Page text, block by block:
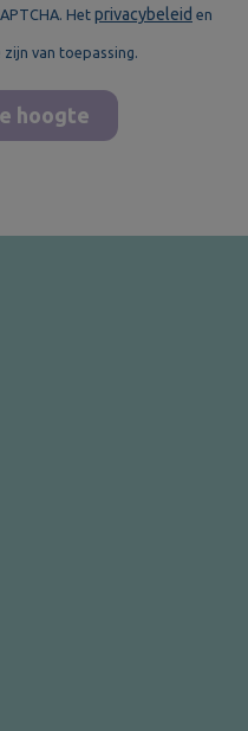
Het privacybeleid en
zijn van toepassing.
hoogte